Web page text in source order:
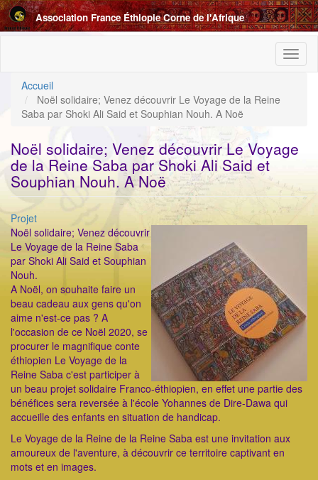
Aller
au
contenu
Association France Éthiopie Corne de l'Afrique
Accueil
Noël solidaire; Venez découvrir Le Voyage de la Reine
Saba par Shoki Ali Said et Souphian Nouh. A Noë
Noël solidaire; Venez découvrir Le Voyage
de la Reine Saba par Shoki Ali Said et
Souphian Nouh. A Noë
Catégorie
Projet
Noël solidaire; Venez découvrir
Le Voyage de la Reine Saba
par Shoki Ali Said et Souphian
Nouh.
A Noël, on souhaite faire un
beau cadeau aux gens qu'on
aime n'est-ce pas ? A
l'occasion de ce Noël 2020, se
procurer le magnifique conte
éthiopien Le Voyage de la
Reine Saba c'est participer à
un beau projet solidaire Franco-éthiopien, en effet une partie des
bénéfices sera reversée à l'école Yohannes de Dire-Dawa qui
accueille des enfants en situation de handicap.
Le Voyage de la Reine de la Reine Saba est une invitation aux
amoureux de l'aventure, à découvrir ce territoire captivant en
mots et en images.